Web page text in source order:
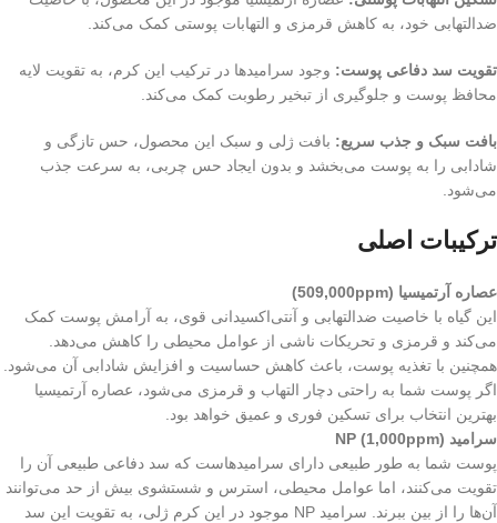
ضدالتهابی خود، به کاهش قرمزی و التهابات پوستی کمک می‌کند.
تقویت سد دفاعی پوست: وجود سرامیدها در ترکیب این کرم، به تقویت لایه
محافظ پوست و جلوگیری از تبخیر رطوبت کمک می‌کند.
بافت سبک و جذب سریع: بافت ژلی و سبک این محصول، حس تازگی و
شادابی را به پوست می‌بخشد و بدون ایجاد حس چربی، به سرعت جذب
می‌شود.
ترکیبات اصلی
عصاره آرتمیسیا (509,000ppm)
این گیاه با خاصیت ضدالتهابی و آنتی‌اکسیدانی قوی، به آرامش پوست کمک
می‌کند و قرمزی و تحریکات ناشی از عوامل محیطی را کاهش می‌دهد.
همچنین با تغذیه پوست، باعث کاهش حساسیت و افزایش شادابی آن می‌شود.
اگر پوست شما به راحتی دچار التهاب و قرمزی می‌شود، عصاره آرتمیسیا
بهترین انتخاب برای تسکین فوری و عمیق خواهد بود.
سرامید NP (1,000ppm)
پوست شما به طور طبیعی دارای سرامیدهاست که سد دفاعی طبیعی آن را
تقویت می‌کنند، اما عوامل محیطی، استرس و شستشوی بیش از حد می‌توانند
آن‌ها را از بین ببرند. سرامید NP موجود در این کرم ژلی، به تقویت این سد